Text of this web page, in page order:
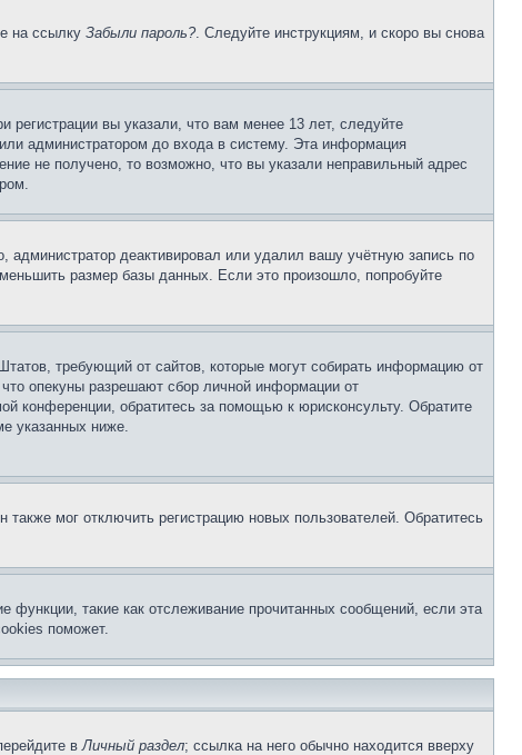
на ссылку Забыли пароль?. Следуйте инструкциям, и скоро вы снова
вы указали, что вам менее 13 лет, следуйте
администратором до входа в систему. Эта информация
не получено, то возможно, что вы указали неправильный адрес
администратор деактивировал или удалил вашу учётную запись по
размер базы данных. Если это произошло, попробуйте
требующий от сайтов, которые могут собирать информацию от
опекуны разрешают сбор личной информации от
конференции, обратитесь за помощью к юрисконсульту. Обратите
указанных ниже.
мог отключить регистрацию новых пользователей. Обратитесь
такие как отслеживание прочитанных сообщений, если эта
поможет.
вЛичный раздел; ссылка на него обычно находится вверху